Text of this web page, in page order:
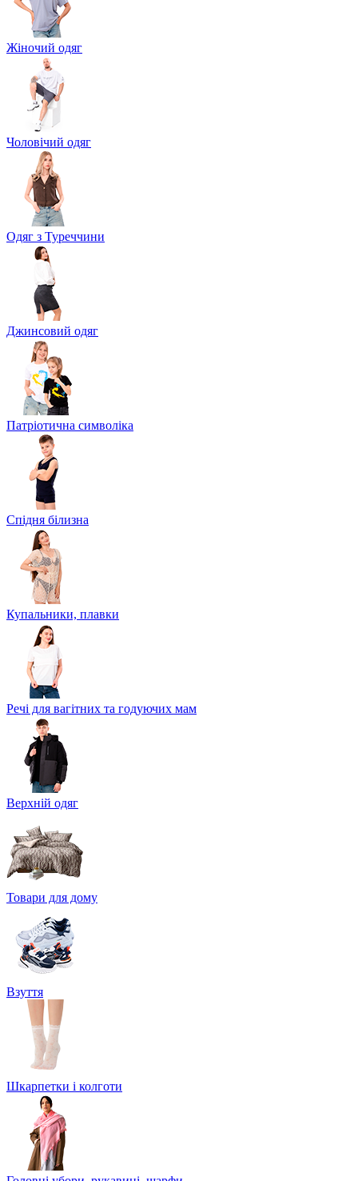
Жіночий одяг
Чоловічий одяг
Одяг з Туреччини
Джинсовий одяг
Патріотична символіка
Спідня білизна
Купальники, плавки
Речі для вагітних та годуючих мам
Верхній одяг
Товари для дому
Взуття
Шкарпетки і колготи